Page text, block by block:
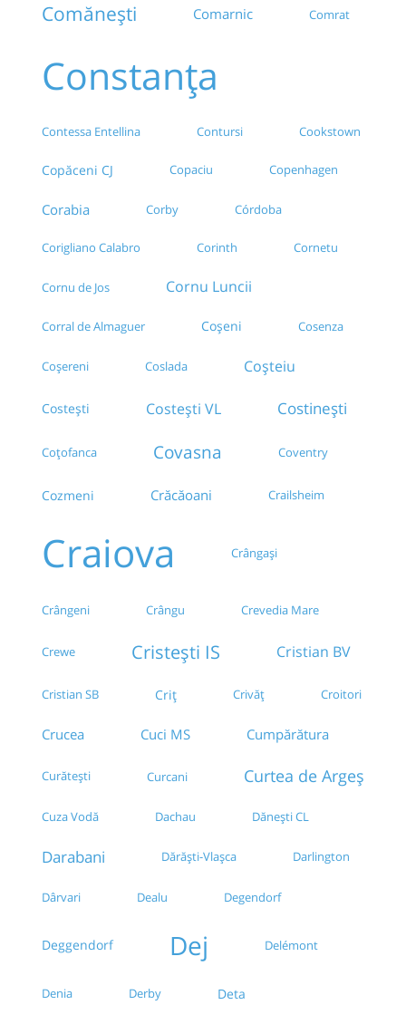
Comănești Comarnic Comrat
Constanța
Contessa Entellina Contursi Cookstown
Copăceni CJ Copaciu Copenhagen
Corabia Corby Córdoba
Corigliano Calabro Corinth Cornetu
Cornu de Jos Cornu Luncii
Corral de Almaguer Coșeni Cosenza
Coșereni Coslada Coșteiu
Costești Costești VL Costinești
Coțofanca Covasna Coventry
Cozmeni Crăcăoani Crailsheim
Craiova Crângași
Crângeni Crângu Crevedia Mare
Crewe Cristești IS Cristian BV
Cristian SB Criț Crivăț Croitori
Crucea Cuci MS Cumpărătura
Curătești Curcani Curtea de Argeș
Cuza Vodă Dachau Dănești CL
Darabani Dărăști-Vlașca Darlington
Dârvari Dealu Degendorf
Deggendorf Dej Delémont
Denia Derby Deta